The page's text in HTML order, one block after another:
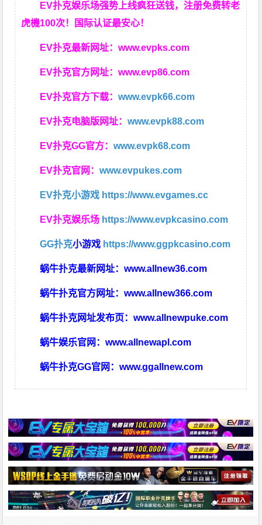
EV扑克娱乐场强势上线疯狂送钱，注册免费转老
虎機100次！国际认证最安心！
EV扑克最新网址：www.evpks.com
EV扑克官方网址：www.evp86.com
EV扑克官方下载：www.evpk66.com
EV扑克电脑版网址：www.evpk88.com
EV扑克GG官方：www.evpk68.com
EV扑克官网：www.evpukes.com
EV扑克小游戏 https://www.evgames.cc
EV扑克娱乐场 https://www.evpkcasino.com
GG扑克小游戏 https://www.ggpkcasino.com
蜗牛扑克最新网址：www.allnew36.com
蜗牛扑克官方网址：www.allnew366.com
蜗牛扑克网址发布页：www.allnewpuke.com
蜗牛娱乐官网：www.allnewapl.com
蜗牛扑克GG官网：www.ggallnew.com